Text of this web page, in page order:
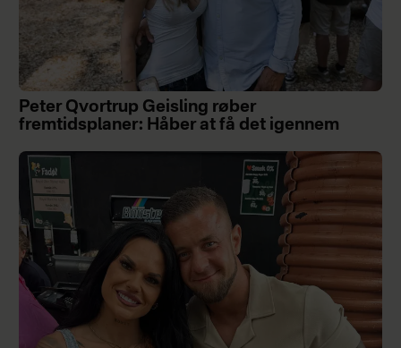
Peter Qvortrup Geisling røber
fremtidsplaner: Håber at få det igennem